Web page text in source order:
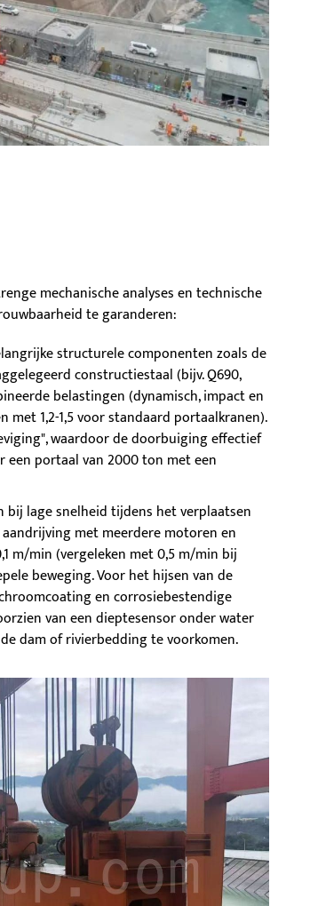
mechanische analyses en technische
te garanderen:
structurele componenten zoals de
constructiestaal (bijv. Q690,
belastingen (dynamisch, impact en
met 1,2-1,5 voor standaard portaalkranen).
waardoor de doorbuiging effectief
portaal van 2000 ton met een
lage snelheid tijdens het verplaatsen
met meerdere motoren en
m/min (vergeleken met 0,5 m/min bij
beweging. Voor het hijsen van de
en corrosiebestendige
van een dieptesensor onder water
dam of rivierbedding te voorkomen.